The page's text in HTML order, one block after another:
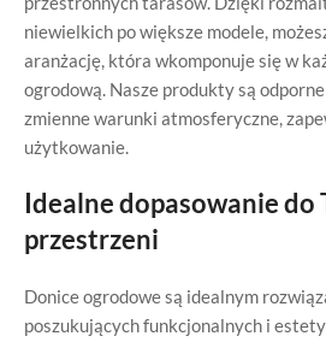
niewielkich po większe modele,
aranżację, która wkomponuje się w
ogrodową. Nasze produkty są
zmienne warunki atmosferyczne,
użytkowanie.
Idealne dopasowanie do
przestrzeni
Donice ogrodowe są idealnym
poszukujących funkcjonalnych i